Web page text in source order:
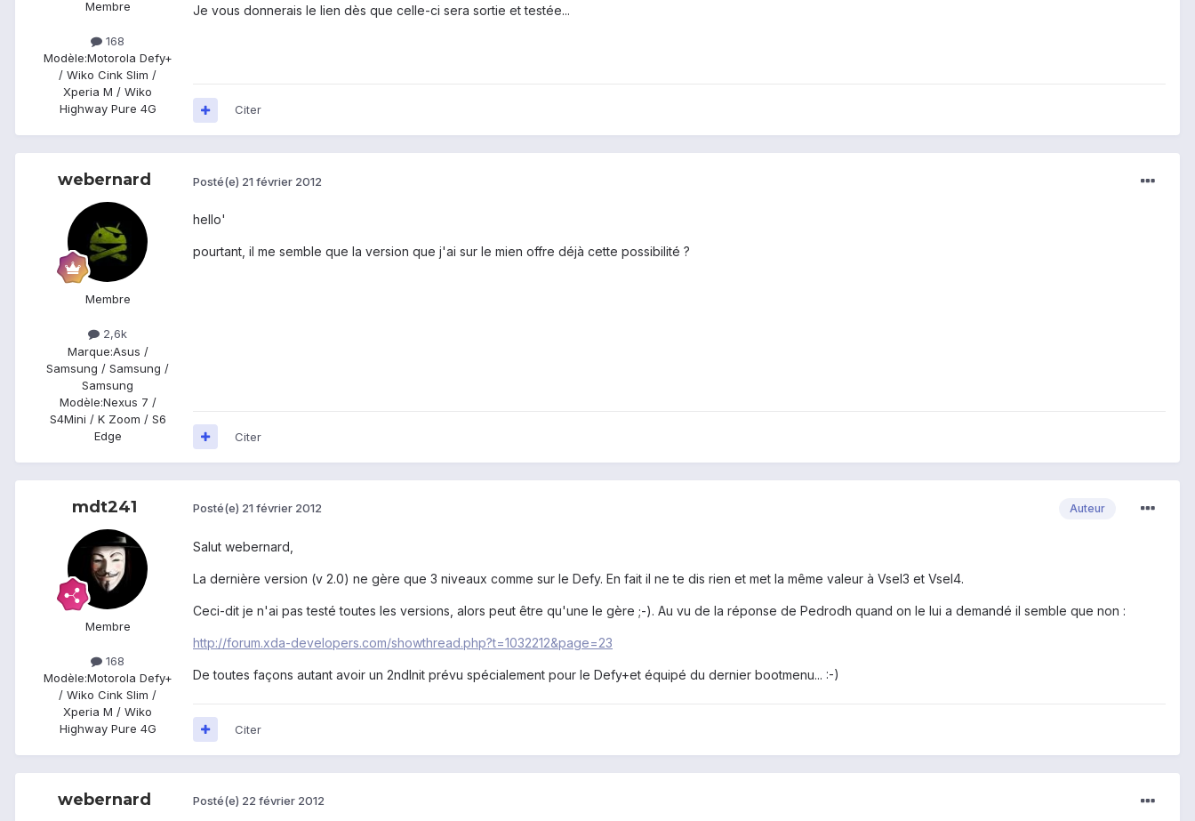
Membre
168
Modèle:Motorola Defy+
/ Wiko Cink Slim /
Xperia M / Wiko
Highway Pure 4G
Je vous donnerais le lien dès que celle-ci sera sortie et testée...
Citer
webernard
Membre
2,6k
Marque:Asus /
Samsung / Samsung /
Samsung
Modèle:Nexus 7 /
S4Mini / K Zoom / S6
Edge
Posté(e) 21 février 2012
hello'
pourtant, il me semble que la version que j'ai sur le mien offre déjà cette possibilité ?
Citer
mdt241
Membre
168
Modèle:Motorola Defy+
/ Wiko Cink Slim /
Xperia M / Wiko
Highway Pure 4G
Auteur
Posté(e) 21 février 2012
Salut webernard,
La dernière version (v 2.0) ne gère que 3 niveaux comme sur le Defy. En fait il ne te dis rien et met la même valeur à Vsel3 et Vsel4.
Ceci-dit je n'ai pas testé toutes les versions, alors peut être qu'une le gère ;-). Au vu de la réponse de Pedrodh quand on le lui a demandé il semble que non :
http://forum.xda-developers.com/showthread.php?t=1032212&page=23
De toutes façons autant avoir un 2ndInit prévu spécialement pour le Defy+et équipé du dernier bootmenu... :-)
Citer
webernard Posté(e) 22 février 2012